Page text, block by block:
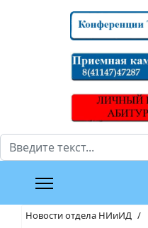
Поиск
Новости отдела НИиИД